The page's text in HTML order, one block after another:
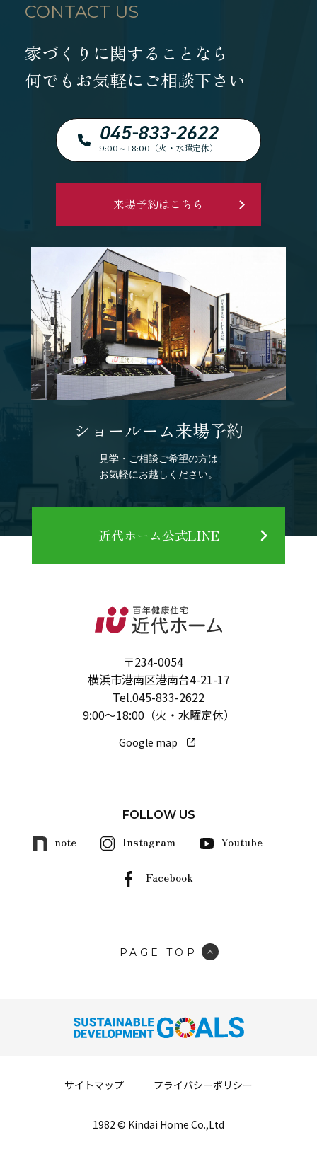
CONTACT US
家づくりに関することなら
何でもお気軽にご相談下さい
045-833-2622
9:00～18:00（火・水曜定休）
来場予約はこちら
ショールーム来場予約
見学・ご相談ご希望の方は
お気軽にお越しください。
近代ホーム公式LINE
〒234-0054
横浜市港南区港南台4-21-17
Tel.045-833-2622
9:00～18:00（火・水曜定休）
Google map
FOLLOW US
note Instagram Youtube
Facebook
PAGE TOP
サイトマップ ｜ プライバシーポリシー
1982 © Kindai Home Co.,Ltd